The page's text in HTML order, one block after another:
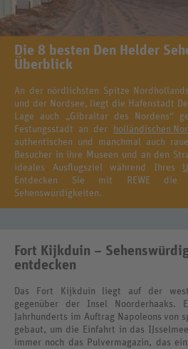
Die 8 besten Den Helder
Überblick
An der nördlichsten Spitze
und der Nordsee, liegt die Hafenstadt
Lage auch „Gibraltar des Nordens“
Festungsstadt an der
holländischen
authentischen und manchmal auch
Besucher in ihre Museen und an den
ideales Ausflugsziel während Ihres
Entdecken Sie mit REWE die
Sehenswürdigkeiten.
Fort Kijkduin –
entdecken
Das Fort Kijkduin liegt auf der
gegenüber der Insel Noorderhaaks.
Jahrhunderts im Auftrag Napoleons von
gebaut, um die Einfahrt in das
immer noch das Pulvermagazin, das